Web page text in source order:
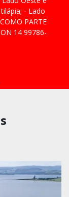
- Lado
PARTE
14 99786-